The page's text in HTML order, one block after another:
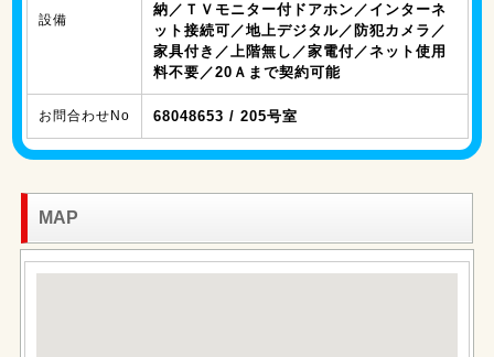
設備
納／ＴＶモニター付ドアホン／インターネ
ット接続可／地上デジタル／防犯カメラ／
家具付き／上階無し／家電付／ネット使用
料不要／20Ａまで契約可能
お問合わせNo 68048653 / 205号室
MAP